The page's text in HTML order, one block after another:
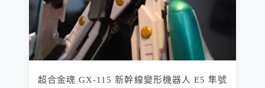
超合金魂 GX-115 新幹線變形機器人 E5 隼號